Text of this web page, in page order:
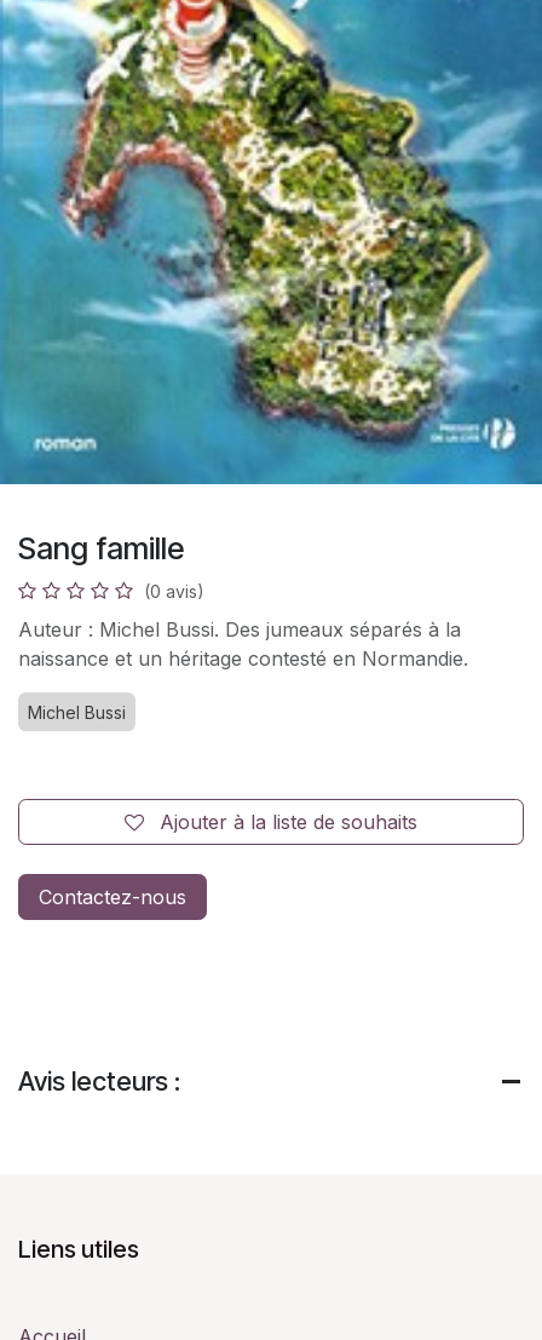
Sang famille
(0 avis)
Auteur : Michel Bussi. Des jumeaux séparés à la
naissance et un héritage contesté en Normandie.
Michel Bussi
Ajouter à la liste de souhaits
Contactez-nous
Avis lecteurs :
Liens utiles